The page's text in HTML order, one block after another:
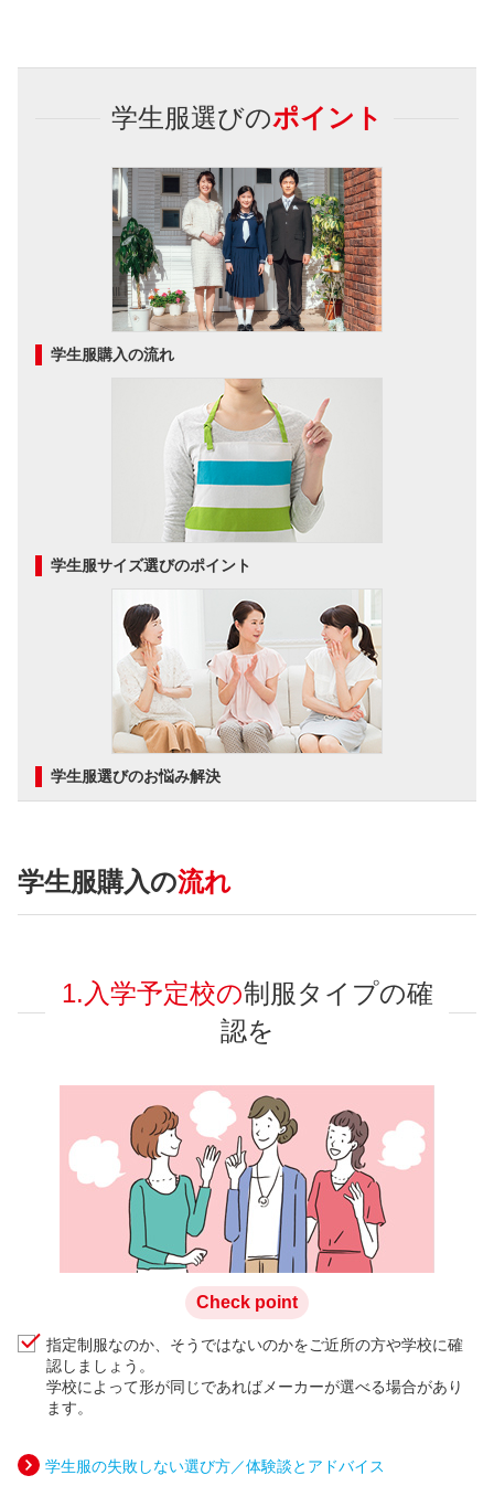
学生服選びのポイント
学生服購入の流れ
学生服サイズ選びのポイント
学生服選びのお悩み解決
学生服購入の流れ
1.入学予定校の制服タイプの確
認を
Check point
指定制服なのか、そうではないのかをご近所の方や学校に確
認しましょう。
学校によって形が同じであればメーカーが選べる場合があり
ます。
学生服の失敗しない選び方／体験談とアドバイス